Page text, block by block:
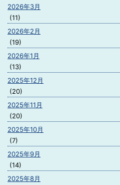
2026年3月
(11)
2026年2月
(19)
2026年1月
(13)
2025年12月
(20)
2025年11月
(20)
2025年10月
(7)
2025年9月
(14)
2025年8月